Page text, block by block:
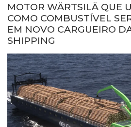
MOTOR WÄRTSILÄ QUE
COMO COMBUSTÍVEL
EM NOVO CARGUEIRO
SHIPPING